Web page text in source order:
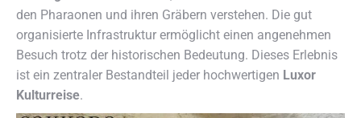
den Pharaonen und ihren Gräbern verstehen. Die gut
organisierte Infrastruktur ermöglicht einen angenehmen
Besuch trotz der historischen Bedeutung. Dieses Erlebnis
ist ein zentraler Bestandteil jeder hochwertigen Luxor
Kulturreise.